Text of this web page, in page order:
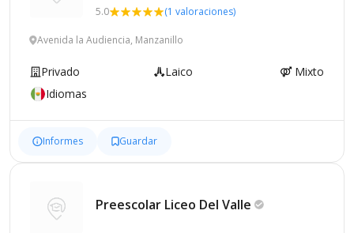
5.0 (1 valoraciones)
Avenida la Audiencia, Manzanillo
Privado Laico
Mixto
Idiomas
Informes Guardar
Preescolar Liceo Del Valle